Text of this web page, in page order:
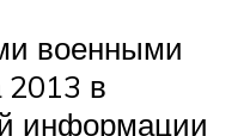
военными
2013 в
информации